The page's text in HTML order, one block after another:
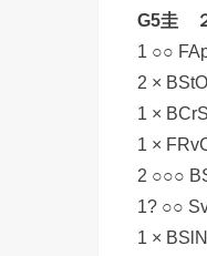
G5圭
1 ○○
2 ×
1 ×
1 ×
2 ○○○
1? ○○
1 ×